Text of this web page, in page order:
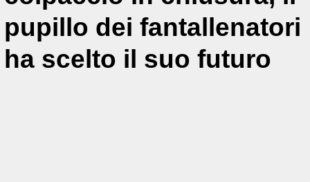
pupillo dei fantallenatori
ha scelto il suo futuro